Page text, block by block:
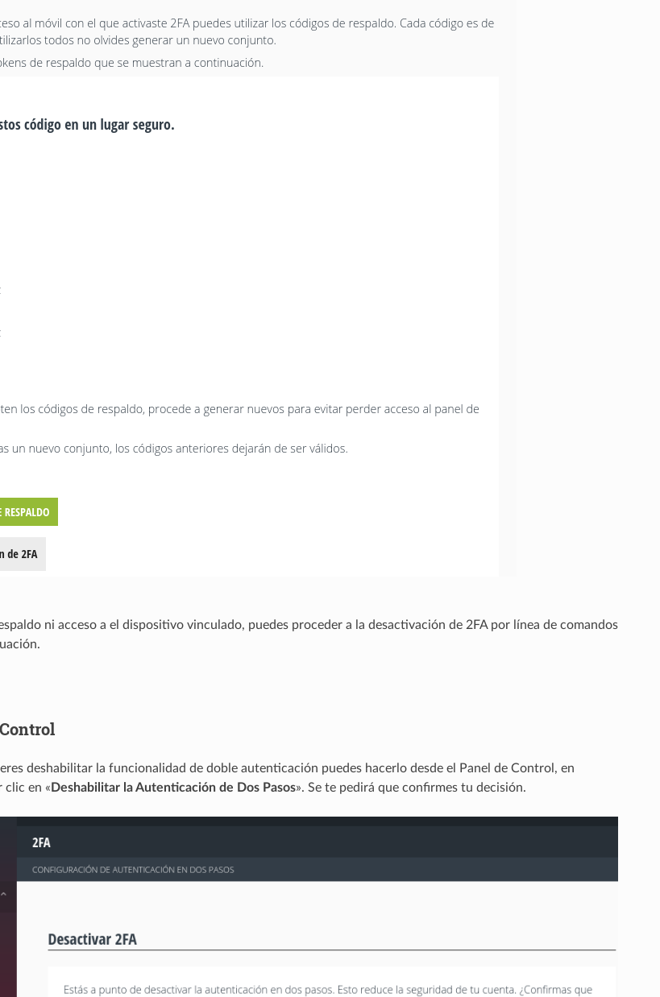
ni acceso a el dispositivo vinculado, puedes proceder a la desactivación de 2FA por línea de comandos
deshabilitar la funcionalidad de doble autenticación puedes hacerlo desde el Panel de Control, en
clic en « Deshabilitar la Autenticación de Dos Pasos». Se te pedirá que confirmes tu decisión.